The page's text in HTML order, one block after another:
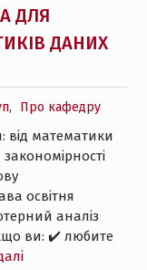
ДЛЯ
ДАНИХ
, Про кафедру
від математики
освітня
аналіз
ви: ✔️ любите